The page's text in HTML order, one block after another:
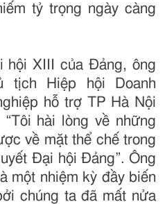
tỷ trọng ngày càng
hội XIII của Đảng, ông
tịch Hiệp hội Doanh
hỗ trợ TP Hà Nội
hài lòng về những
về mặt thể chế trong
Đại hội Đảng”. Ông
một nhiệm kỳ đầy biến
chúng ta đã mất nửa